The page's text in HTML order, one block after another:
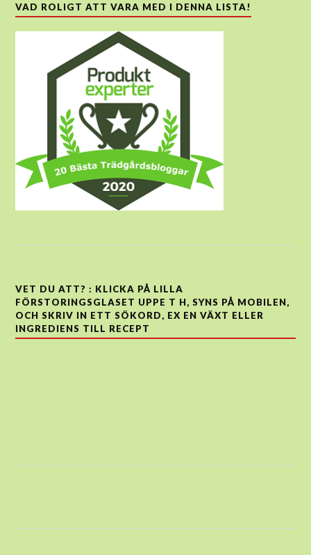
VAD ROLIGT ATT VARA MED I DENNA LISTA!
VET DU ATT? : KLICKA PÅ LILLA
FÖRSTORINGSGLASET UPPE T H, SYNS PÅ MOBILEN,
OCH SKRIV IN ETT SÖKORD, EX EN VÄXT ELLER
INGREDIENS TILL RECEPT